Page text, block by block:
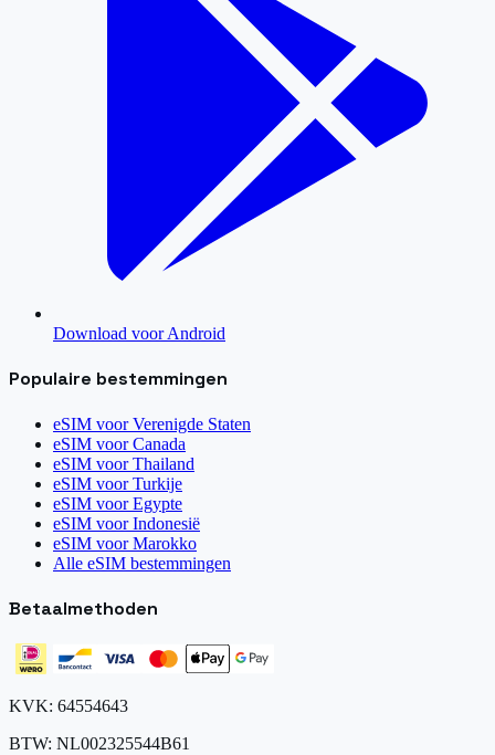
Download voor Android
Populaire bestemmingen
eSIM voorVerenigde Staten
eSIM voorCanada
eSIM voorThailand
eSIM voorTurkije
eSIM voorEgypte
eSIM voorIndonesië
eSIM voorMarokko
Alle eSIM bestemmingen
Betaalmethoden
KVK: 64554643
BTW: NL002325544B61